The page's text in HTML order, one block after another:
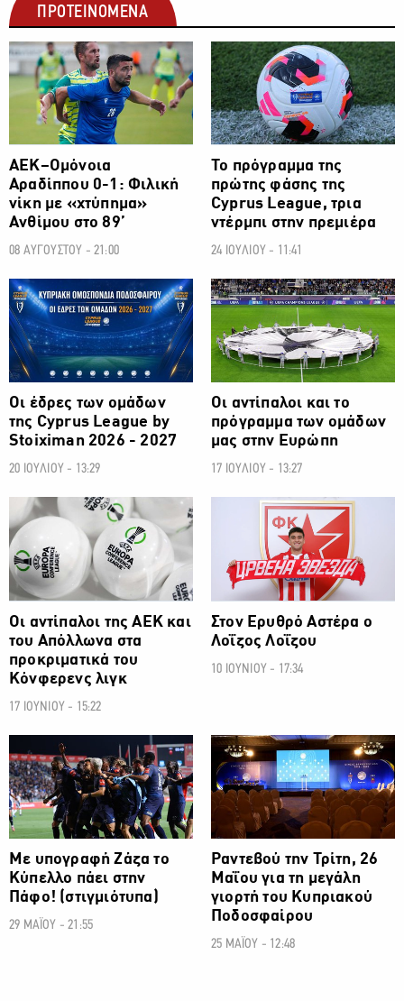
ΠΡΟΤΕΙΝΟΜΕΝΑ
ΠΟΔΟΣΦΑΙΡΟ
ΑΕΚ–Ομόνοια
Αραδίππου 0-1: Φιλική
νίκη με «χτύπημα»
Ανθίμου στο 89’
08 ΑΥΓΟΥΣΤΟΥ - 21:00
ΠΟΔΟΣΦΑΙΡΟ
Το πρόγραμμα της
πρώτης φάσης της
Cyprus League, τρια
ντέρμπι στην πρεμιέρα
24 ΙΟΥΛΙΟΥ - 11:41
ΠΟΔΟΣΦΑΙΡΟ
Οι έδρες των ομάδων
της Cyprus League by
Stoiximan 2026 - 2027
20 ΙΟΥΛΙΟΥ - 13:29
ΠΟΔΟΣΦΑΙΡΟ
Οι αντίπαλοι και το
πρόγραμμα των ομάδων
μας στην Ευρώπη
17 ΙΟΥΛΙΟΥ - 13:27
ΠΟΔΟΣΦΑΙΡΟ
Οι αντίπαλοι της ΑΕΚ και
του Απόλλωνα στα
προκριματικά του
Κόνφερενς λιγκ
17 ΙΟΥΝΙΟΥ - 15:22
ΠΟΔΟΣΦΑΙΡΟ
Στον Ερυθρό Αστέρα ο
Λοΐζος Λοΐζου
10 ΙΟΥΝΙΟΥ - 17:34
ΠΟΔΟΣΦΑΙΡΟ
Με υπογραφή Ζάζα το
Κύπελλο πάει στην
Πάφο! (στιγμιότυπα)
29 ΜΑΪΟΥ - 21:55
ΠΟΔΟΣΦΑΙΡΟ
Ραντεβού την Τρίτη, 26
Μαΐου για τη μεγάλη
γιορτή του Κυπριακού
Ποδοσφαίρου
25 ΜΑΪΟΥ - 12:48